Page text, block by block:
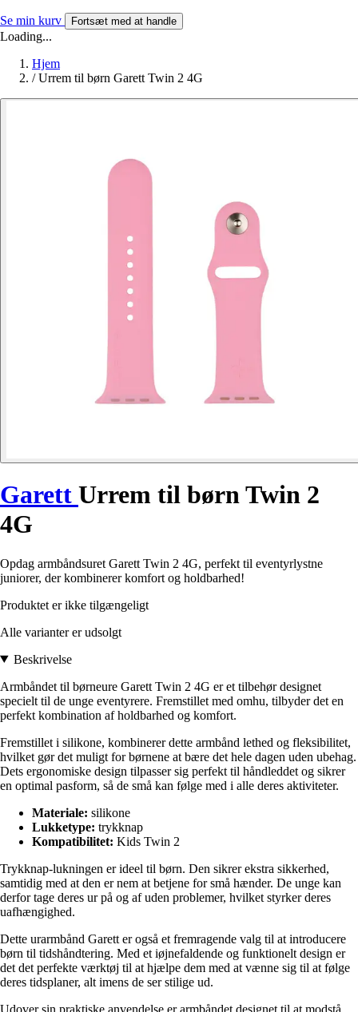
Se min kurv Fortsæt med at handle
Loading...
Hjem
/ Urrem til børn Garett Twin 2 4G
Garett Urrem til børn Twin 2
4G
Opdag armbåndsuret Garett Twin 2 4G, perfekt til eventyrlystne
juniorer, der kombinerer komfort og holdbarhed!
Produktet er ikke tilgængeligt
Alle varianter er udsolgt
Beskrivelse
Armbåndet til børneure Garett Twin 2 4G er et tilbehør designet
specielt til de unge eventyrere. Fremstillet med omhu, tilbyder det en
perfekt kombination af holdbarhed og komfort.
Fremstillet i silikone, kombinerer dette armbånd lethed og fleksibilitet,
hvilket gør det muligt for børnene at bære det hele dagen uden ubehag.
Dets ergonomiske design tilpasser sig perfekt til håndleddet og sikrer
en optimal pasform, så de små kan følge med i alle deres aktiviteter.
Materiale: silikone
Lukketype: trykknap
Kompatibilitet: Kids Twin 2
Trykknap-lukningen er ideel til børn. Den sikrer ekstra sikkerhed,
samtidig med at den er nem at betjene for små hænder. De unge kan
derfor tage deres ur på og af uden problemer, hvilket styrker deres
uafhængighed.
Dette urarmbånd Garett er også et fremragende valg til at introducere
børn til tidshåndtering. Med et iøjnefaldende og funktionelt design er
det det perfekte værktøj til at hjælpe dem med at vænne sig til at følge
deres tidsplaner, alt imens de ser stilige ud.
Udover sin praktiske anvendelse er armbåndet designet til at modstå